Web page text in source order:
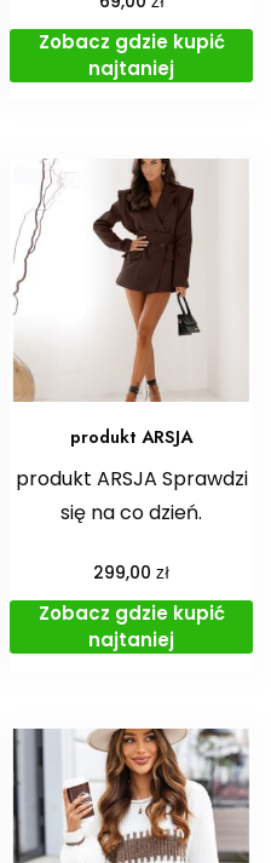
Zobacz gdzie kupić
najtaniej
produkt ARSJA
produkt ARSJA Sprawdzi
się na co dzień.
299,00zł
Zobacz gdzie kupić
najtaniej